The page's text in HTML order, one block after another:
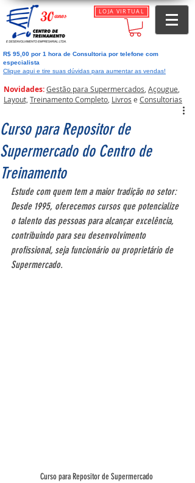
LOJA VIRTUAL
R$ 95,00 por 1 hora de Consultoria por telefone com
especialista
Clique aqui e tire suas dúvidas para aumentar as vendas!
Novidades:Gestão para Supermercados, Açougue,
Layout, Treinamento Completo, Livros e Consultorias
Curso para Repositor de
Supermercado do Centro de
Treinamento
Estude com quem tem a maior tradição no setor:
Desde 1995, oferecemos cursos que potencialize
o talento das pessoas para alcançar excelência,
contribuindo para seu desenvolvimento
profissional, seja funcionário ou proprietário de
Supermercado.
Curso para Repositor de Supermercado